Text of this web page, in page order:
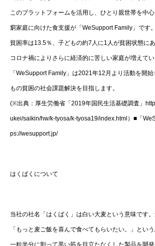
このプラットフォームを活用し、ひとり親世帯を中
窮家庭に向けた食支援が「WeSupport Family」です
貧困率は13.5％、子どもの約7人に1人が貧困状態に
コロナ禍によりさらに経済的に苦しい家庭が増えてい
「WeSupport Family」は2021年12月より活動を開
もの貧困の社会課題解決を目指します。
(※出典：厚生労働省「2019年国民生活基礎調査」
ukei/saikin/hw/k-tyosa/k-tyosa19/index.html）■「
ps://wesupport.jp/
はくばくについて
当社の社名「はくばく」は白い大麦という意味です
「もっと麦ご飯を喜んで食べてもらいたい。」とい
一粒半分に割って黒い筋を目立たなくした製品を開発